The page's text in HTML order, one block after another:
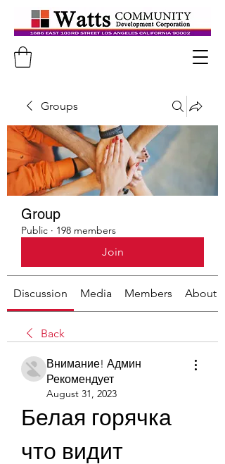
Groups
Group
Public · 198 members
Join
Discussion Media Members About
Back
Внимание! Админ
Рекомендует
August 31, 2023
Белая горячка
что видит